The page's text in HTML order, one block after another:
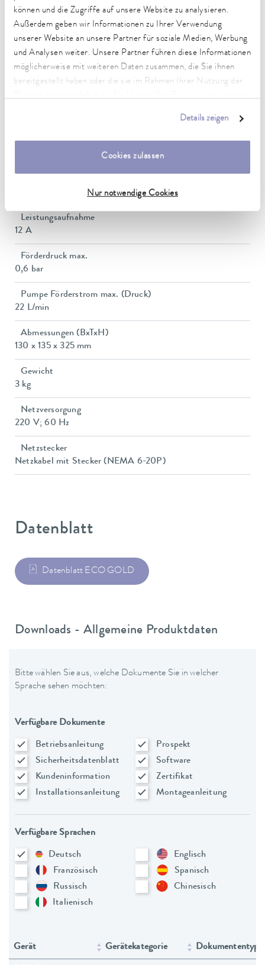
können und die Zugriffe auf unsere Website zu analysieren.
Außerdem geben wir Informationen zu Ihrer Verwendung
unserer Website an unsere Partner für soziale Medien, Werbung
und Analysen weiter. Unsere Partner führen diese Informationen
möglicherweise mit weiteren Daten zusammen, die Sie ihnen
bereitgestellt haben oder die sie im Rahmen Ihrer Nutzung der
Details zeigen
Cookies zulassen
Nur notwendige Cookies
Arbeitstemperaturbereich
20 ... 200 °C
Umgebungstemperaturbereich
5 ... 40 °C
Heizleistung max.
Leistungsaufnahme
12 A
Förderdruck max.
0,6 bar
Pumpe Förderstrom max. (Druck)
22 L/min
Abmessungen (BxTxH)
130 x 135 x 325 mm
Gewicht
3 kg
Netzversorgung
220 V; 60 Hz
Netzstecker
Netzkabel mit Stecker (NEMA 6-20P)
Datenblatt
Datenblatt ECO GOLD
Downloads - Allgemeine Produktdaten
Bitte wählen Sie aus, welche Dokumente Sie in welcher
Sprache sehen möchten:
Verfügbare Dokumente
Betriebsanleitung
Prospekt
Sicherheitsdatenblatt
Software
Kundeninformation
Zertifikat
Installationsanleitung
Montageanleitung
Verfügbare Sprachen
Deutsch
Englisch
Französisch
Spanisch
Russisch
Chinesisch
Italienisch
Gerät Gerätekategorie Dokumententyp